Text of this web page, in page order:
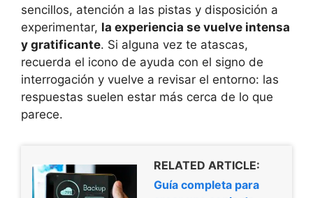
sencillos, atención a las pistas y disposición a
experimentar, la experiencia se vuelve intensa
y gratificante. Si alguna vez te atascas,
recuerda el icono de ayuda con el signo de
interrogación y vuelve a revisar el entorno: las
respuestas suelen estar más cerca de lo que
parece.
RELATED ARTICLE:
Guía completa para